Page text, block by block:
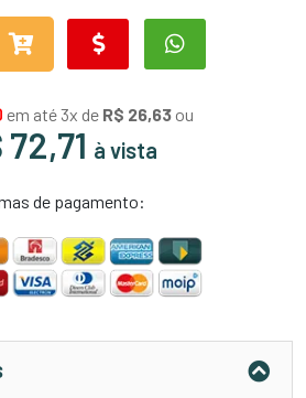
em até 3x de R$ 26,63ou
72,71 à vista
de pagamento: